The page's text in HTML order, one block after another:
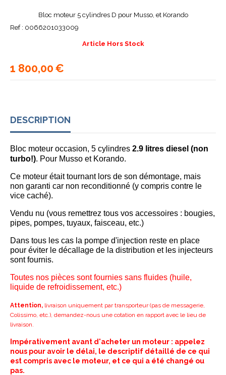
Bloc moteur 5 cylindres D pour Musso, et Korando
Ref : 0066201033009
1 800,00€
Article Hors Stock
DESCRIPTION
Bloc moteur occasion, 5 cylindres 2.9 litres diesel (non
turbo!). Pour Musso et Korando.
Ce moteur était tournant lors de son démontage, mais
non garanti car non reconditionné (y compris contre le
vice caché).
Vendu nu (vous remettrez tous vos accessoires : bougies,
pipes, pompes, tuyaux, faisceau, etc.)
Dans tous les cas la pompe d'injection reste en place
pour éviter le décallage de la distribution et les injecteurs
sont fournis.
Toutes nos pièces sont fournies sans fluides (huile,
liquide de refroidissement, etc.)
Attention, livraison uniquement par transporteur (pas de messagerie,
Colissimo, etc.), demandez-nous une cotation en rapport avec le lieu de
livraison.
Impérativement avant d'acheter un moteur : appelez
nous pour avoir le délai, le descriptif détaillé de ce qui
est compris avec le moteur, et ce qui a été changé ou
pas.